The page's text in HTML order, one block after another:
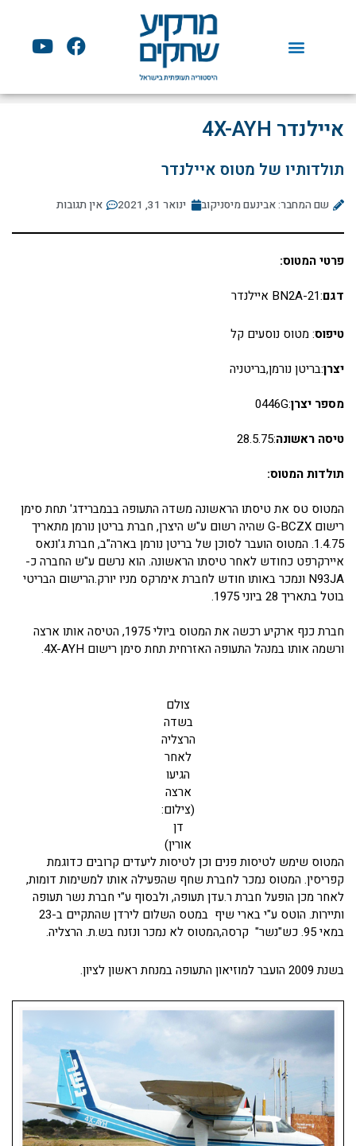
F
a
e
Y
o
t
איילנדר 4X-AYH
תולדותיו של מטוס איילנדר
שם המחבר: אבינעם מיסניקוב ינואר 31, 2021 אין תגובות
פרטי המטוס:
דגם:BN2A-21 איילנדר
טיפוס: מטוס נוסעים קל
יצרן:בריטן נורמן,בריטניה
מספר יצרן:0446G
טיסה ראשונה:28.5.75
תולדות המטוס:
המטוס טס את טיסתו הראשונה משדה התעופה בבמברידג' תחת סימן
רישום G-BCZX שהיה רשום ע"ש היצרן, חברת בריטן נורמן מתאריך
1.4.75. המטוס הועבר לסוכן של בריטן נורמן בארה"ב, חברת ג'ונאס
איירקרפט כחודש לאחר טיסתו הראשונה. הוא נרשם ע"ש החברה כ-
N93JA ונמכר באותו חודש לחברת אימרקס מניו יורק.הרישום הבריטי
בוטל בתאריך 28 ביוני 1975.
חברת כנף ארקיע רכשה את המטוס ביולי 1975, הטיסה אותו ארצה
ורשמה אותו במנהל התעופה האזרחית תחת סימן רישום 4X-AYH.
צולם
בשדה
הרצליה
לאחר
הגיעו
ארצה
(צילום:
דן
אורין)
המטוס שימש לטיסות פנים וכן לטיסות ליעדים קרובים כדוגמת
קפריסין. המטוס נמכר לחברת שחף שהפעילה אותו למשימות דומות,
לאחר מכן הופעל חברת ר.עדן תעופה, ולבסוף ע"י חברת נשר תעופה
ותיירות. הוטס ע"י בארי שיף במטס השלום לירדן שהתקיים ב-23
במאי 95. כש"נשר" קרסה,המטוס לא נמכר ונזנח בש.ת. הרצליה.
בשנת 2009 הועבר למוזיאון התעופה במנחת ראשון לציון.